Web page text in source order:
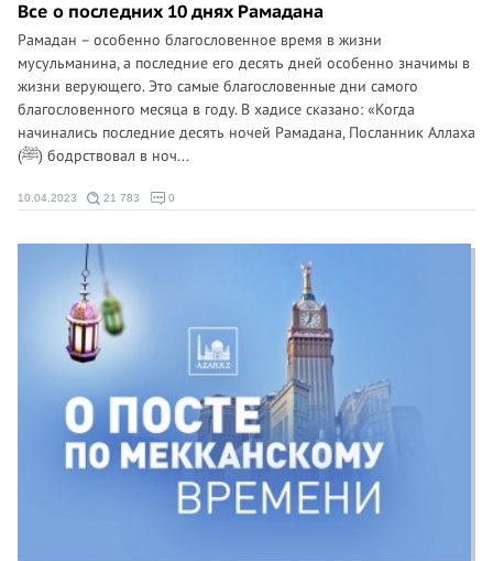
Все о последних 10 днях Рамадана
Рамадан – особенно благословенное время в жизни
мусульманина, а последние его десять дней особенно значимы в
жизни верующего. Это самые благословенные дни самого
благословенного месяца в году. В хадисе сказано: «Когда
начинались последние десять ночей Рамадана, Посланник Аллаха
(ﷺ) бодрствовал в ноч...
10.04.2023 21 783 0